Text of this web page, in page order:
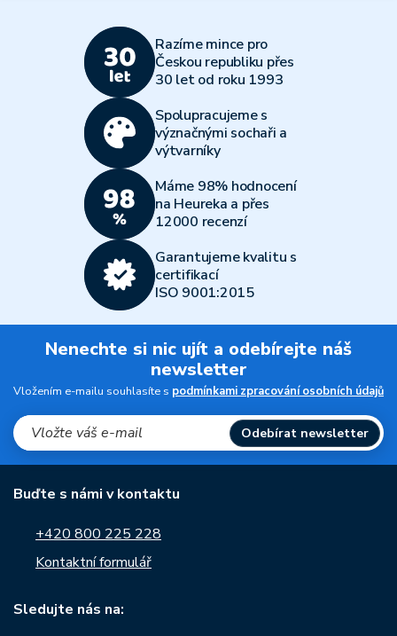
Razíme mince pro
Českou republiku přes
30 let od roku 1993
Spolupracujeme s
význačnými sochaři a
výtvarníky
Máme 98% hodnocení
na Heureka a přes
12000 recenzí
Garantujeme kvalitu s
certifikací
ISO 9001:2015
Nenechte si nic ujít a odebírejte náš
newsletter
Vložením e-mailu souhlasíte s podmínkami zpracování osobních údajů
Odebírat newsletter
Buďte s námi v kontaktu
+420 800 225 228
Kontaktní formulář
Sledujte nás na: